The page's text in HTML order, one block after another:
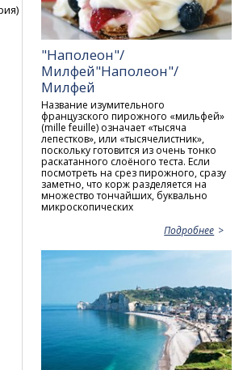
"Наполеон"/
Милфей"Наполеон"/
Милфей
Название изумительного
французского пирожного «мильфей»
(mille feuille) означает «тысяча
лепестков», или «тысячелистник»,
поскольку готовится из очень тонко
раскатанного слоёного теста. Если
посмотреть на срез пирожного, сразу
заметно, что корж разделяется на
множество тончайших, буквально
микроскопических
Подробнее